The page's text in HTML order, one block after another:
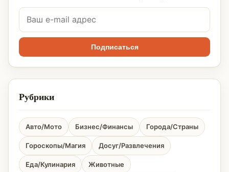
Подписаться
Рубрики
Авто/Мото Бизнес/Финансы Города/Страны
Гороскопы/Магия Досуг/Развлечения
Еда/Кулинария Животные